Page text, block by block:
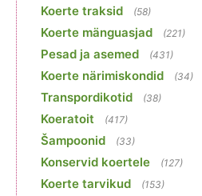
Koerte traksid (58)
Koerte mänguasjad (221)
Pesad ja asemed (431)
Koerte närimiskondid (34)
Transpordikotid (38)
Koeratoit (417)
Šampoonid (33)
Konservid koertele (127)
Koerte tarvikud (153)